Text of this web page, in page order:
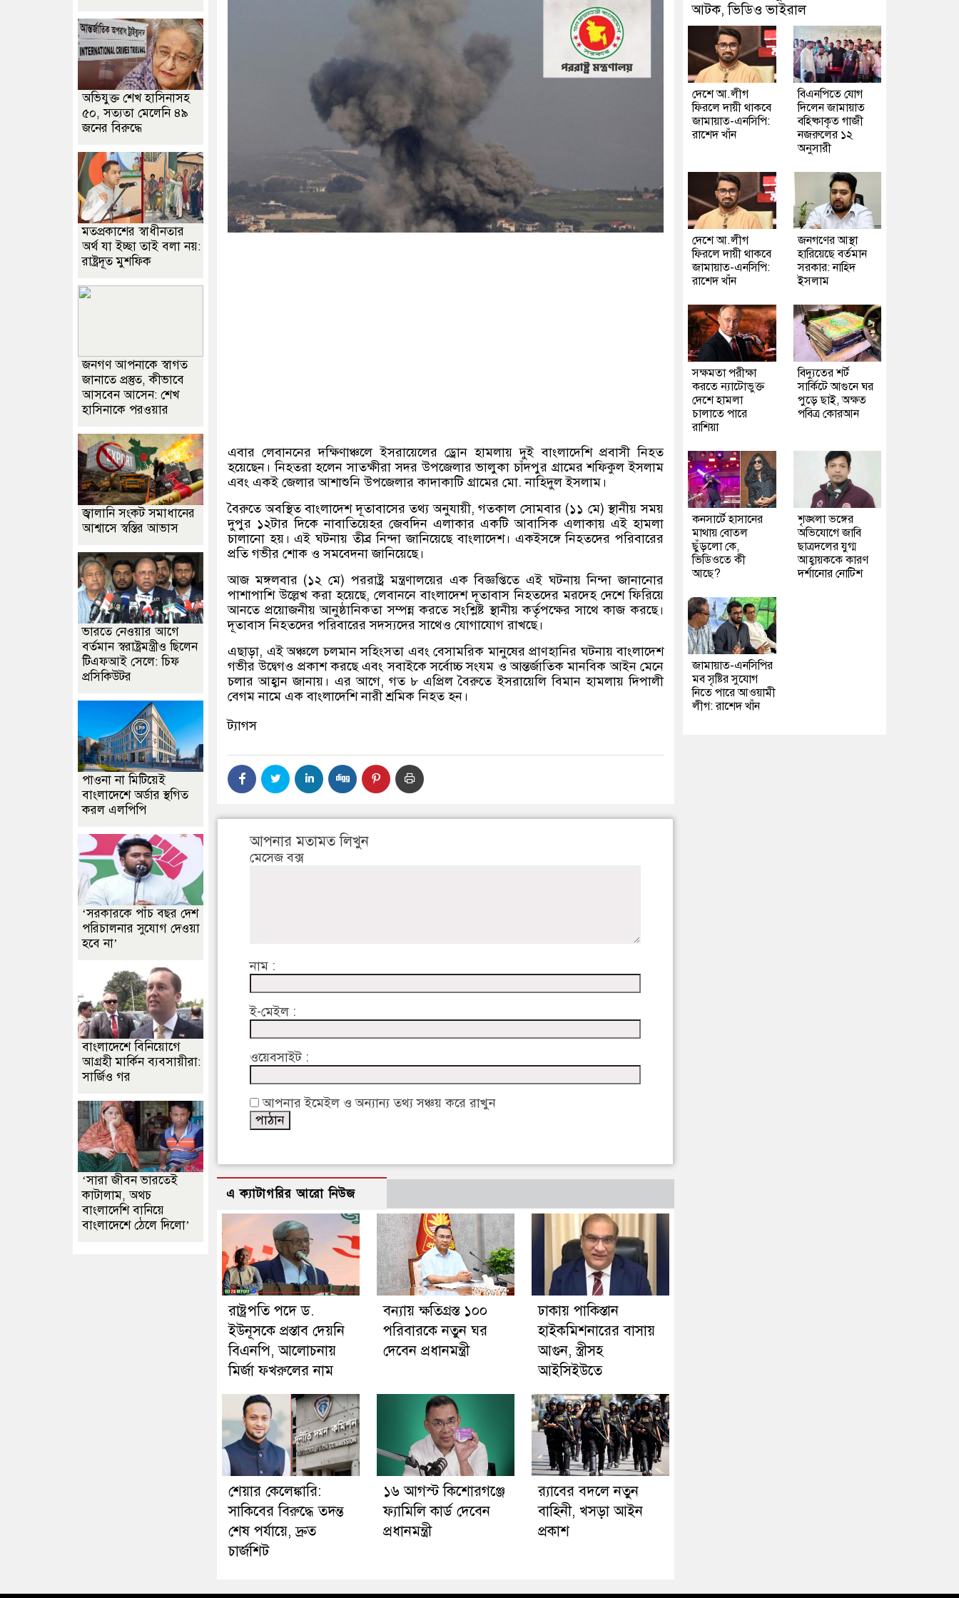
এবার লেবাননের দক্ষিণাঞ্চলে ইসরায়েলের ড্রোন হামলায় দুই বাংলাদেশি প্রবাসী নিহত
হয়েছেন। নিহতরা হলেন সাতক্ষীরা সদর উপজেলার ভালুকা চাঁদপুর গ্রামের শফিকুল ইসলাম
এবং একই জেলার আশাশুনি উপজেলার কাদাকাটি গ্রামের মো.নাহিদুল ইসলাম।
বৈরুতে অবস্থিত বাংলাদেশ দূতাবাসের তথ্য অনুযায়ী,গতকাল সোমবার(১১ মে)স্থানীয় সময়
দুপুর ১২টার দিকে নাবাতিয়েহর জেবদিন এলাকার একটি আবাসিক এলাকায় এই হামলা
চালানো হয়। এই ঘটনায় তীব্র নিন্দা জানিয়েছে বাংলাদেশ। একইসঙ্গে নিহতদের পরিবারের
প্রতি গভীর শোক ও সমবেদনা জানিয়েছে।
আজ মঙ্গলবার(১২ মে) পররাষ্ট্র মন্ত্রণালয়ের এক বিজ্ঞপ্তিতে এই ঘটনায় নিন্দা জানানোর
পাশাপাশি উল্লেখ করা হয়েছে, লেবাননে বাংলাদেশ দূতাবাস নিহতদের মরদেহ দেশে ফিরিয়ে
আনতে প্রয়োজনীয় আনুষ্ঠানিকতা সম্পন্ন করতে সংশ্লিষ্ট স্থানীয় কর্তৃপক্ষের সাথে কাজ করছে।
দূতাবাস নিহতদের পরিবারের সদস্যদের সাথেও যোগাযোগ রাখছে।
এছাড়া, এই অঞ্চলে চলমান সহিংসতা এবং বেসামরিক মানুষের প্রাণহানির ঘটনায় বাংলাদেশ
গভীর উদ্বেগও প্রকাশ করছে এবং সবাইকে সর্বোচ্চ সংযম ও আন্তর্জাতিক মানবিক আইন মেনে
চলার আহ্বান জানায়। এর আগে, গত ৮ এপ্রিল বৈরুতে ইসরায়েলি বিমান হামলায় দিপালী
বেগম নামে এক বাংলাদেশি নারী শ্রমিক নিহত হন।
ট্যাগস
আপনার মতামত লিখুন
মেসেজ বক্স
নাম :
ই-মেইল :
ওয়েবসাইট :
আপনার ইমেইল ও অন্যান্য তথ্য সঞ্চয় করে রাখুন
এ ক্যাটাগরির আরো নিউজ
রাষ্ট্রপতি পদে ড.
ইউনূসকে প্রস্তাব দেয়নি
বিএনপি, আলোচনায়
মির্জা ফখরুলের নাম
বন্যায় ক্ষতিগ্রস্ত ১০০
পরিবারকে নতুন ঘর
দেবেন প্রধানমন্ত্রী
ঢাকায় পাকিস্তান
হাইকমিশনারের বাসায়
আগুন, স্ত্রীসহ
আইসিইউতে
শেয়ার কেলেঙ্কারি:
সাকিবের বিরুদ্ধে তদন্ত
শেষ পর্যায়ে, দ্রুত
চার্জশিট
১৬ আগস্ট কিশোরগঞ্জে
ফ্যামিলি কার্ড দেবেন
প্রধানমন্ত্রী
র‍্যাবের বদলে নতুন
বাহিনী, খসড়া আইন
প্রকাশ
অভিযুক্ত শেখ হাসিনাসহ
৫০, সত্যতা মেলেনি ৪৯
জনের বিরুদ্ধে
মতপ্রকাশের স্বাধীনতার
অর্থ যা ইচ্ছা তাই বলা নয়:
রাষ্ট্রদূত মুশফিক
জনগণ আপনাকে স্বাগত
জানাতে প্রস্তুত, কীভাবে
আসবেন আসেন: শেখ
হাসিনাকে পরওয়ার
জ্বালানি সংকট সমাধানের
আশ্বাসে স্বস্তির আভাস
ভারতে নেওয়ার আগে
বর্তমান স্বরাষ্ট্রমন্ত্রীও ছিলেন
টিএফআই সেলে: চিফ
প্রসিকিউটর
পাওনা না মিটিয়েই
বাংলাদেশে অর্ডার স্থগিত
করল এলপিপি
‘সরকারকে পাঁচ বছর দেশ
পরিচালনার সুযোগ দেওয়া
হবে না’
বাংলাদেশে বিনিয়োগে
আগ্রহী মার্কিন ব্যবসায়ীরা:
সার্জিও গর
‘সারা জীবন ভারতেই
কাটালাম, অথচ
বাংলাদেশি বানিয়ে
বাংলাদেশে ঠেলে দিলো’
আটক, ভিডিও ভাইরাল
দেশে আ.লীগ
ফিরলে দায়ী থাকবে
জামায়াত-এনসিপি:
রাশেদ খাঁন
বিএনপিতে যোগ
দিলেন জামায়াত
বহিষ্কাকৃত গাজী
নজরুলের ১২
অনুসারী
দেশে আ.লীগ
ফিরলে দায়ী থাকবে
জামায়াত-এনসিপি:
রাশেদ খাঁন
জনগণের আস্থা
হারিয়েছে বর্তমান
সরকার: নাহিদ
ইসলাম
সক্ষমতা পরীক্ষা
করতে ন্যাটোভুক্ত
দেশে হামলা
চালাতে পারে
রাশিয়া
বিদ্যুতের শর্ট
সার্কিটে আগুনে ঘর
পুড়ে ছাই, অক্ষত
পবিত্র কোরআন
কনসার্টে হাসানের
মাথায় বোতল
ছুঁড়লো কে,
ভিডিওতে কী
আছে?
শৃঙ্খলা ভঙ্গের
অভিযোগে জাবি
ছাত্রদলের যুগ্ম
আহ্বায়ককে কারণ
দর্শানোর নোটিশ
জামায়াত-এনসিপির
মব সৃষ্টির সুযোগ
নিতে পারে আওয়ামী
লীগ: রাশেদ খাঁন